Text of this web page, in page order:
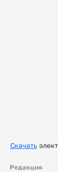
Редакция
Скачать